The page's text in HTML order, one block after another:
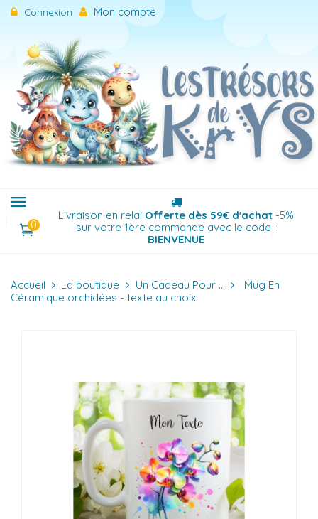
Connexion Mon compte
menu
0
Livraison en relai Offerte dès 59€ d'achat -5%
sur votre 1ère commande avec le code :
BIENVENUE
Accueil La boutique Un Cadeau Pour ...
Mug En
Céramique orchidées - texte au choix